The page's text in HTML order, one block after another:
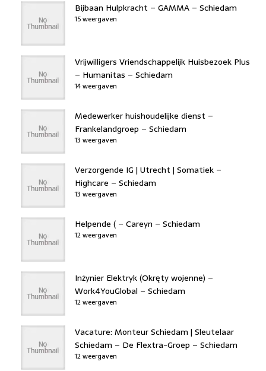
Bijbaan Hulpkracht – GAMMA – Schiedam
15 weergaven
Vrijwilligers Vriendschappelijk Huisbezoek Plus
– Humanitas – Schiedam
14 weergaven
Medewerker huishoudelijke dienst –
Frankelandgroep – Schiedam
13 weergaven
Verzorgende IG | Utrecht | Somatiek –
Highcare – Schiedam
13 weergaven
Helpende ( – Careyn – Schiedam
12 weergaven
Inżynier Elektryk (Okręty wojenne) –
Work4YouGlobal – Schiedam
12 weergaven
Vacature: Monteur Schiedam | Sleutelaar
Schiedam – De Flextra-Groep – Schiedam
12 weergaven